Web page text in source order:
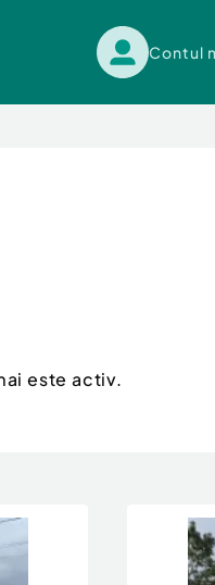
Contul
este activ.